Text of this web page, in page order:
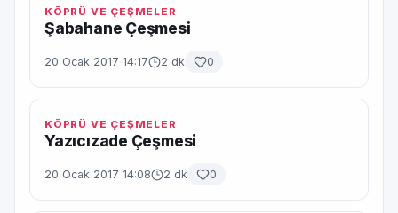
KÖPRÜ VE ÇEŞMELER
Şabahane Çeşmesi
20 Ocak 2017 14:17 2 dk 0
KÖPRÜ VE ÇEŞMELER
Yazıcızade Çeşmesi
20 Ocak 2017 14:08 2 dk 0